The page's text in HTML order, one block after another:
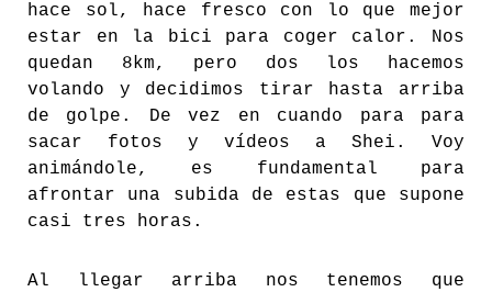
hace sol, hace fresco con lo que mejor
estar en la bici para coger calor. Nos
quedan 8km, pero dos los hacemos
volando y decidimos tirar hasta arriba
de golpe. De vez en cuando para para
sacar fotos y vídeos a Shei. Voy
animándole, es fundamental para
afrontar una subida de estas que supone
casi tres horas.
Al llegar arriba nos tenemos que